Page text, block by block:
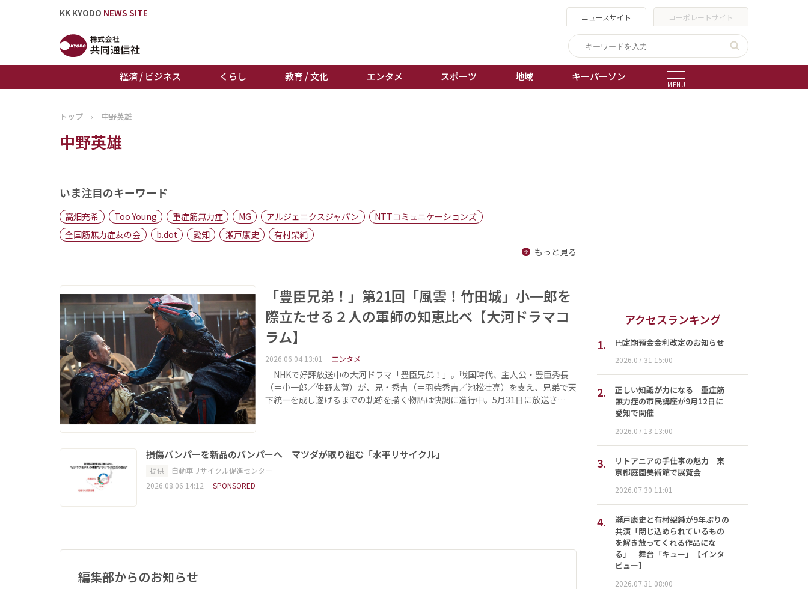
KK KYODO NEWS SITE ニュースサイト コーポレートサイト
経済 / ビジネス くらし 教育 / 文化 エンタメ スポーツ 地域 キーパーソン
MENU
トップページ
お知らせ
地域
キーパーソン
棋王戦
トップ › 中野英雄
中野英雄
いま注目のキーワード
高畑充希 Too Young 重症筋無力症 MG アルジェニクスジャパン
NTTコミュニケーションズ
全国筋無力症友の会
b.dot 愛知 瀬戸康史
有村架純
もっと見る
「豊臣兄弟！」第21回「風雲！竹田城」小一郎を
際立たせる２人の軍師の知恵比べ【大河ドラマコ
ラム】
2026.06.04 13:01 エンタメ
NHKで好評放送中の大河ドラマ「豊臣兄弟！」。戦国時代、主人公・豊臣秀長
（＝小一郎／仲野太賀）が、兄・秀吉（＝羽柴秀吉／池松壮亮）を支え、兄弟で天
下統一を成し遂げるまでの軌跡を描く物語は快調に進行中。5月31日に放送さ…
損傷バンパーを新品のバンパーへ マツダが取り組む「水平リサイクル」
提供
自動車リサイクル促進センター
2026.08.06 14:12
SPONSORED
編集部からのお知らせ
アクセスランキング
1.
円定期預金金利改定のお知らせ
2026.07.31 15:00
2.
正しい知識が力になる 重症筋
無力症の市民講座が9月12日に
愛知で開催
2026.07.13 13:00
3.
リトアニアの手仕事の魅力 東
京都庭園美術館で展覧会
2026.07.30 11:01
4.
瀬戸康史と有村架純が9年ぶりの
共演「閉じ込められているもの
を解き放ってくれる作品にな
る」 舞台「キュー」【インタ
ビュー】
2026.07.31 08:00